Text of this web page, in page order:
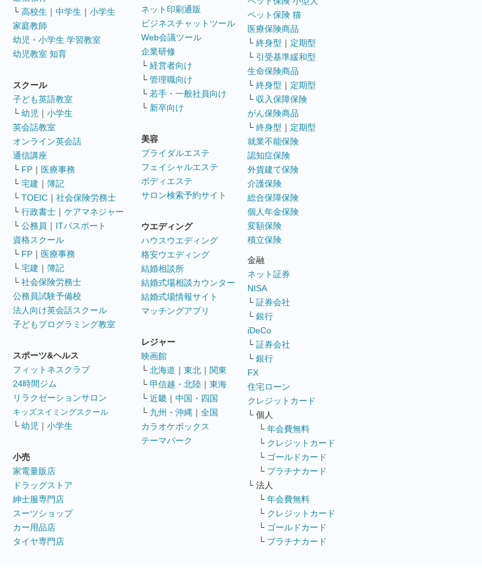
└ 高校生 ｜ 中学生 ｜ 小学生
家庭教師
幼児・小学生 学習教室
幼児教室 知育
スクール
子ども英語教室
└ 幼児 ｜ 小学生
英会話教室
オンライン英会話
通信講座
└ FP ｜ 医療事務
└ 宅建 ｜ 簿記
└ TOEIC ｜ 社会保険労務士
└ 行政書士 ｜ ケアマネジャー
└ 公務員 ｜ ITパスポート
資格スクール
└ FP ｜ 医療事務
└ 宅建 ｜ 簿記
└ 社会保険労務士
公務員試験予備校
法人向け英会話スクール
子どもプログラミング教室
スポーツ&ヘルス
フィットネスクラブ
24時間ジム
リラクゼーションサロン
キッズスイミングスクール
└ 幼児 ｜ 小学生
小売
家電量販店
ドラッグストア
紳士服専門店
スーツショップ
カー用品店
タイヤ専門店
ネット印刷通販
ビジネスチャットツール
Web会議ツール
企業研修
└ 経営者向け
└ 管理職向け
└ 若手・一般社員向け
└ 新卒向け
美容
ブライダルエステ
フェイシャルエステ
ボディエステ
サロン検索予約サイト
ウエディング
ハウスウエディング
格安ウエディング
結婚相談所
結婚式場相談カウンター
結婚式場情報サイト
マッチングアプリ
レジャー
映画館
└ 北海道 ｜ 東北 ｜ 関東
└ 甲信越・北陸 ｜ 東海
└ 近畿 ｜ 中国・四国
└ 九州・沖縄 ｜ 全国
カラオケボックス
テーマパーク
ペット保険 猫
医療保険商品
└ 終身型 ｜ 定期型
└ 引受基準緩和型
生命保険商品
└ 終身型 ｜ 定期型
└ 収入保障保険
がん保険商品
└ 終身型 ｜ 定期型
就業不能保険
認知症保険
外貨建て保険
介護保険
総合保障保険
個人年金保険
変額保険
積立保険
金融
ネット証券
NISA
└ 証券会社
└ 銀行
iDeCo
└ 証券会社
└ 銀行
FX
住宅ローン
クレジットカード
└ 個人
└ 年会費無料
└ クレジットカード
└ ゴールドカード
└ プラチナカード
└ 法人
└ 年会費無料
└ クレジットカード
└ ゴールドカード
└ プラチナカード